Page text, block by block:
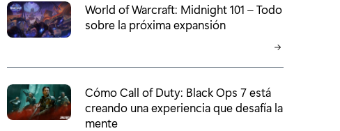
World of Warcraft: Midnight 101 – Todo
sobre la próxima expansión
Cómo Call of Duty: Black Ops 7 está
creando una experiencia que desafía la
mente